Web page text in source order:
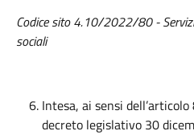
Codicesito 4.10/2022/80-
sociali
Intesa, ai sensi
decreto legislativo 30